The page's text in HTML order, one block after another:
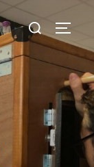
Rechercher :